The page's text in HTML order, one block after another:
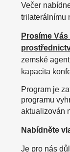
Večer
trilaterálnímu
Prosíme
zemské
kapacita
Program je
programu
aktualizován
Nabídněte
Je pro nás